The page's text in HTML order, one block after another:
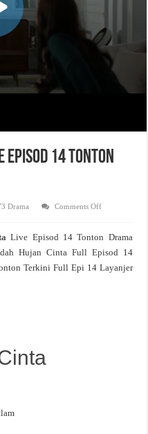
Episod 14 Tonton
Drama Comments Offon
Live
14
Tonton
Drama
Live Episod 14 Tonton Drama
Hujan Cinta Full Episod 14
Terkini Full Epi 14 Layanjer